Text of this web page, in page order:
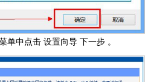
单中点击 设置向导 下一步 。